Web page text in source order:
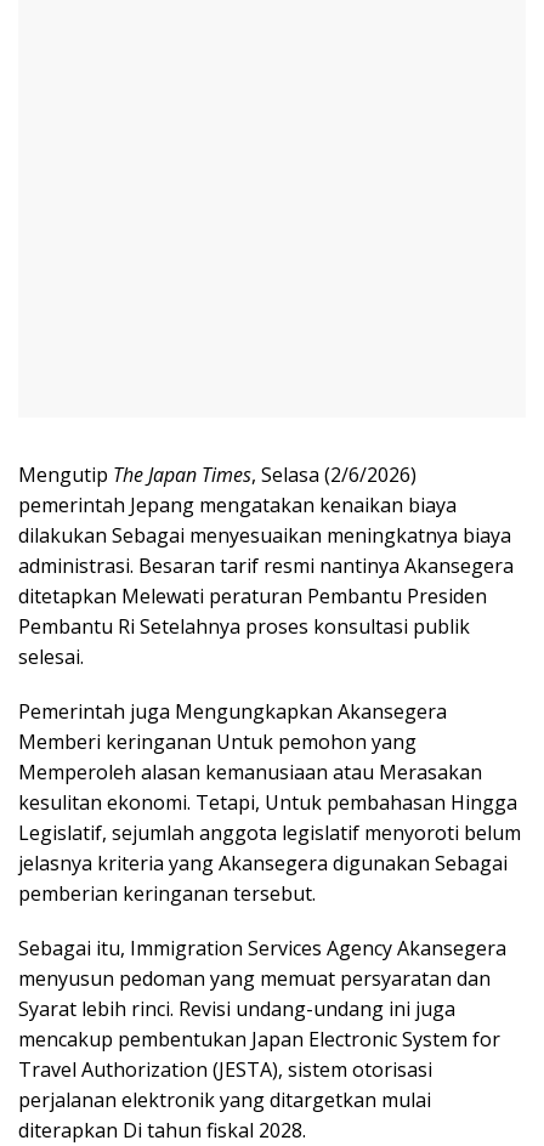
Mengutip The Japan Times, Selasa (2/6/2026)
pemerintah Jepang mengatakan kenaikan biaya
dilakukan Sebagai menyesuaikan meningkatnya biaya
administrasi. Besaran tarif resmi nantinya Akansegera
ditetapkan Melewati peraturan Pembantu Presiden
Pembantu Ri Setelahnya proses konsultasi publik
selesai.
Pemerintah juga Mengungkapkan Akansegera
Memberi keringanan Untuk pemohon yang
Memperoleh alasan kemanusiaan atau Merasakan
kesulitan ekonomi. Tetapi, Untuk pembahasan Hingga
Legislatif, sejumlah anggota legislatif menyoroti belum
jelasnya kriteria yang Akansegera digunakan Sebagai
pemberian keringanan tersebut.
Sebagai itu, Immigration Services Agency Akansegera
menyusun pedoman yang memuat persyaratan dan
Syarat lebih rinci. Revisi undang-undang ini juga
mencakup pembentukan Japan Electronic System for
Travel Authorization (JESTA), sistem otorisasi
perjalanan elektronik yang ditargetkan mulai
diterapkan Di tahun fiskal 2028.